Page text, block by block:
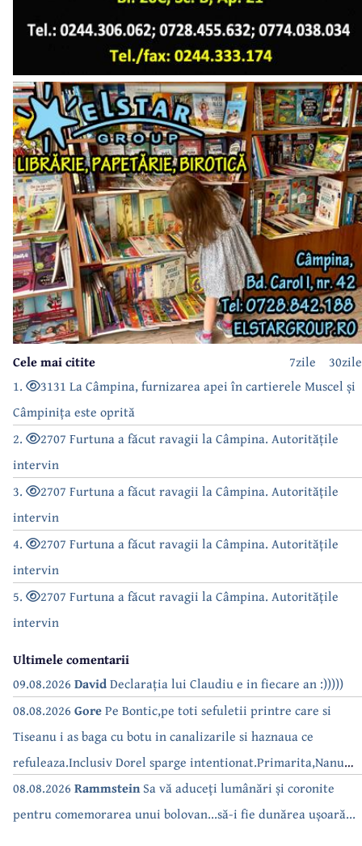
30zile
7zile
Cele mai citite
1.
3131 La Câmpina, furnizarea apei în cartierele Muscel și
Câmpinița este oprită
2.
2707 Furtuna a făcut ravagii la Câmpina. Autoritățile
intervin
3.
2707 Furtuna a făcut ravagii la Câmpina. Autoritățile
intervin
4.
2707 Furtuna a făcut ravagii la Câmpina. Autoritățile
intervin
5.
2707 Furtuna a făcut ravagii la Câmpina. Autoritățile
intervin
Ultimele comentarii
09.08.2026 DavidDeclarația lui Claudiu e in fiecare an :)))))
08.08.2026 GorePe Bontic,pe toti sefuletii printre care si
Tiseanu i as baga cu botu in canalizarile si haznaua ce
refuleaza.Inclusiv Dorel sparge intentionat.Primarita,Nanu
bea apa de la robinet.Asta as intreba o si pe Izabel Mitrea
08.08.2026 RammsteinSa vă aduceți lumânări și coronite
pentru comemorarea unui bolovan...să-i fie dunărea ușoară...